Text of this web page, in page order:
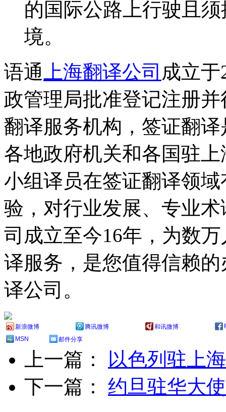
的国际公路上行驶且
境。
语通 上海翻译公司 成立
政管理局批准登记注册
翻译服务机构，签证翻
各地政府机关和各国驻
小组译员在签证翻译领
验，对行业发展、专业
司成立至今16年，为数
译服务，是您值得信赖
译公司。
新浪微博 腾讯微博 和讯微博
MSN
邮件分享
上一篇：
以色列驻上
下一篇： 约旦驻华大